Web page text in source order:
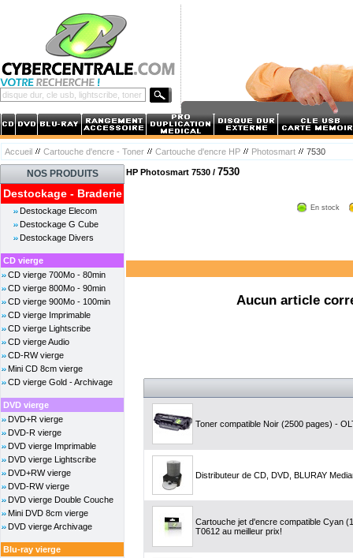
Accueil Cartouche d'encre - Toner Cartouche d'encre HP Photosmart 7530
NOS PRODUITS
Destockage - Braderie
Destockage Elecom
Destockage G Cube
Destockage Divers
CD vierge
CD vierge 700Mo - 80min
CD vierge 800Mo - 90min
CD vierge 900Mo - 100min
CD vierge Imprimable
CD vierge Lightscribe
CD vierge Audio
CD-RW vierge
Mini CD 8cm vierge
CD vierge Gold - Archivage
DVD vierge
DVD+R vierge
DVD-R vierge
DVD vierge Imprimable
DVD vierge Lightscribe
DVD+RW vierge
DVD-RW vierge
DVD vierge Double Couche
Mini DVD 8cm vierge
DVD vierge Archivage
Blu-ray vierge
HP Photosmart 7530 / 7530
En stock
Aucun article
Toner compatible Noir (2500 pages) -
Distributeur de CD, DVD, BLURAY
Cartouche jet d'encre compatible Cyan
T0612 au meilleur prix!